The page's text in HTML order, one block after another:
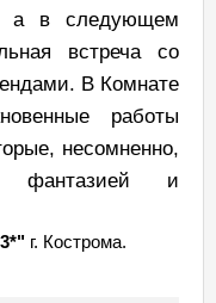
а в следующем
встреча со
В Комнате
работы
несомненно,
фантазией и
г. Кострома.